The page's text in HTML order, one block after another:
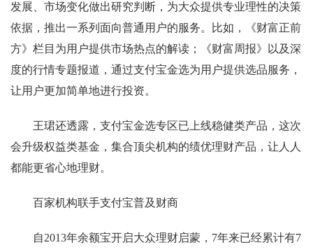
发展、市场变化做出研究判断，为大众提供专业理性的决策
依据，推出一系列面向普通用户的服务。比如，《财富正前
方》栏目为用户提供市场热点的解读；《财富周报》以及深
度的行情专题报道，通过支付宝金选为用户提供选品服务，
让用户更加简单地进行投资。
王珺还透露，支付宝金选专区已上线稳健类产品，这次
会升级权益类基金，集合顶尖机构的绩优理财产品，让人人
都能更省心地理财。
百家机构联手支付宝普及财商
自2013年余额宝开启大众理财启蒙，7年来已经累计有7